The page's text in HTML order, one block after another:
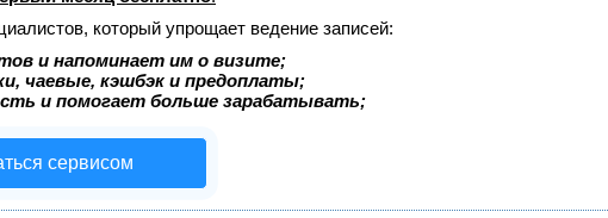
который упрощает ведение записей:
и напоминает им о визите;
чаевые, кэшбэк и предоплаты;
и помогает больше зарабатывать;
сервисом